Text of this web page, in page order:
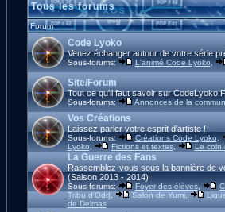
Tous les forums
Forum
Code Lyoko
Venez échanger autour de votre série
Sous-forums: L'animé Code Lyoko,
Site/Forum
Tout ce qu'il faut savoir sur
Sous-forums: Annonces de la
Vos Créations
Laissez parler votre esprit d'artiste !
Sous-forums: Créations Code Lyoko,
Lyoko, Fictions et textes, Le coin
La Guerre des Fans
Rassemblez-vous sous la bannière de
(Saison 2013 - 2014)
Sous-forums: Foyer des élèves,
Tribu d'Odd
Salon de Yumi,
de Delmas